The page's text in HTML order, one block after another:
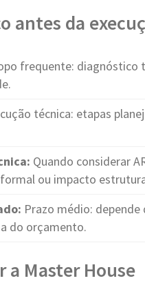
antes da
frequente: diagnóstico
técnica: etapas
Quando considerar
ou impacto
Prazo médio:
do orçamento.
a Master House